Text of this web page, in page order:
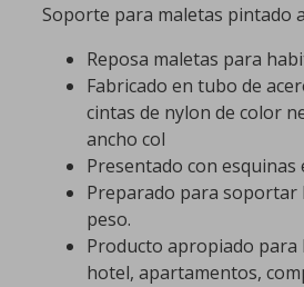
Soporte para maletas pintado a
Reposa maletas para
Fabricado en tubo de
cintas de nylon de color
ancho col
Presentado con
Preparado para soportar
peso.
Producto apropiado para
hotel, apartamentos,